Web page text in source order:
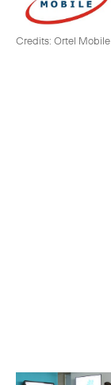
Credits: Ortel Mobile